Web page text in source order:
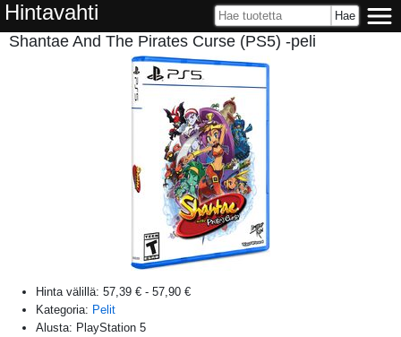
Hintavahti
Shantae And The Pirates Curse (PS5) -peli
Hinta välillä: 57,39 € - 57,90 €
Kategoria: Pelit
Alusta: PlayStation 5